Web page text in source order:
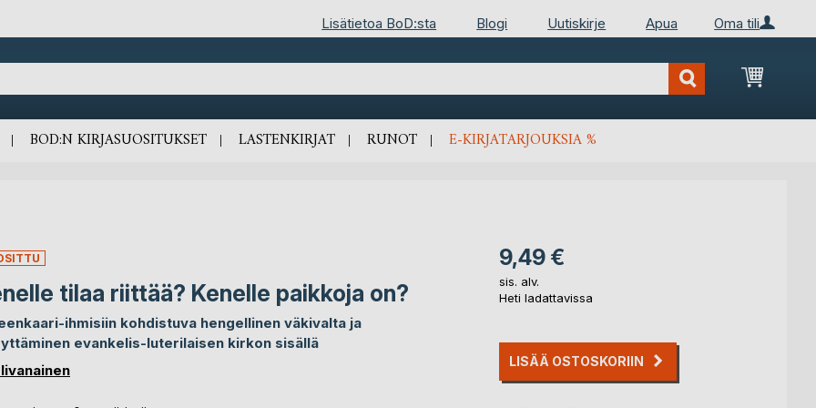
Oma tili
Lisätietoa BoD:sta Blogi Uutiskirje Apua
BOD:N KIRJASUOSITUKSET LASTENKIRJAT RUNOT E-KIRJATARJOUKSIA %
tilaa riittää? Kenelle paikkoja on?
ihmisiin kohdistuva hengellinen väkivalta ja
evankelis-luterilaisen kirkon sisällä
9,49 €
sis. alv.
Heti ladattavissa
LISÄÄ OSTOSKORIIN